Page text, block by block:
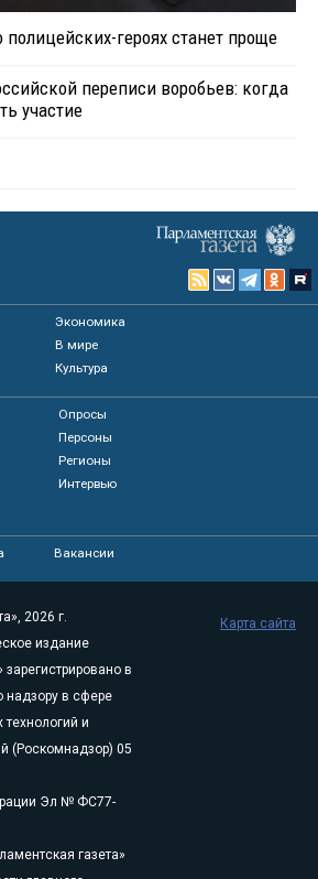
героях станет проще
переписи воробьев: когда
участие
Экономика
В мире
Культура
Опросы
Персоны
Регионы
Интервью
Вакансии
2026 г.
издание
зарегистрировано в
в сфере
и
(Роскомнадзор) 05
Эл № ФС77-
газета»
Карта сайта